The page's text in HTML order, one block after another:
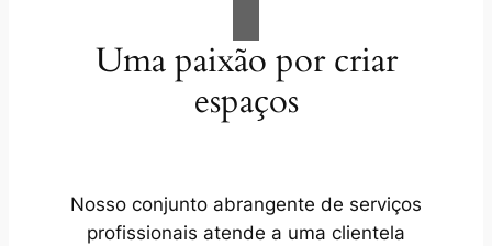
Uma paixão por criar
espaços
Nosso conjunto abrangente de serviços
profissionais atende a uma clientela